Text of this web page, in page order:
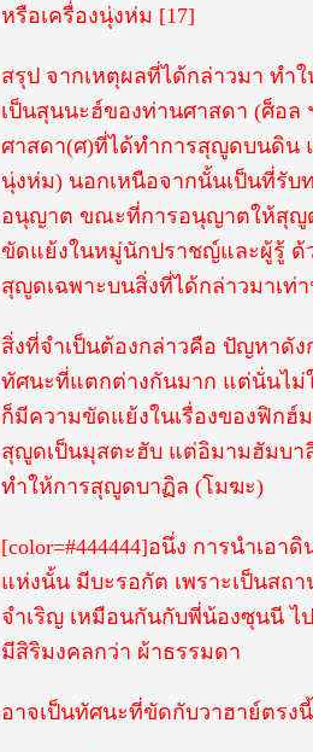
หรือเครื่องนุ่งห่ม [17]
สรุป จากเหตุผลที่ได้กล่าวมา ทำ
เป็นสุนนะฮ์ของท่านศาสดา (ศ็อล
ศาสดา(ศ)ที่ได้ทำการสุญูดบนดิน
นุ่งห่ม) นอกเหนือจากนั้นเป็นที่รับ
อนุญาต ขณะที่การอนุญาตให้สุญูด
ขัดแย้งในหมู่นักปราชญ์และผู้รู้ ด้
สุญูดเฉพาะบนสิ่งที่ได้กล่าวมาเท่
สิ่งที่จำเป็นต้องกล่าวคือ ปัญหาดั
ทัศนะที่แตกต่างกันมาก แต่นั่นไม่
ก็มีความขัดแย้งในเรื่องของฟิก
สุญูดเป็นมุสตะฮับ แต่อิมามฮัมบา
ทำให้การสุญูดบาฏิล (โมฆะ)
[color=#444444]อนึ่ง การนำเอ
แห่งนั้น มีบะรอกัต เพราะเป็นสถ
จำเริญ เหมือนกันกับพี่น้องซุนนี ไ
มีสิริมงคลกว่า ผ้าธรรมดา
อาจเป็นทัศนะที่ขัดกับวาฮาย์ตรง